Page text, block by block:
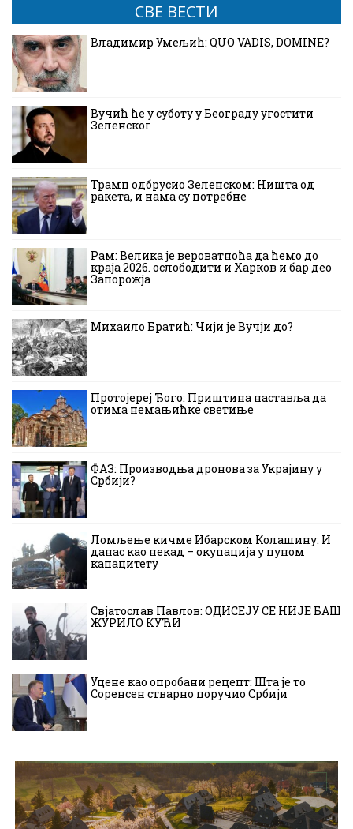
СВЕ ВЕСТИ
Владимир Умељић: QUO VADIS, DOMINE?
Вучић ће у суботу у Београду угостити
Зеленског
Трамп одбрусио Зеленском: Ништа од
ракета, и нама су потребне
Рам: Велика је вероватноћа да ћемо до
краја 2026. ослободити и Харков и бар део
Запорожја
Михаило Братић: Чији је Вучји до?
Протојереј Ђого: Приштина наставља да
отима немањићке светиње
ФАЗ: Производња дронова за Украјину у
Србији?
Ломљење кичме Ибарском Колашину: И
данас као некад – окупација у пуном
капацитету
Свјатослав Павлов: ОДИСЕЈУ СЕ НИЈЕ БАШ
ЖУРИЛО КУЋИ
Уцене као опробани рецепт: Шта је то
Соренсен стварно поручио Србији